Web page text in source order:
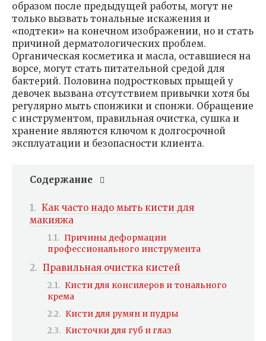
образом после предыдущей работы, могут не
только вызвать тональные искажения и
«подтеки» на конечном изображении, но и стать
причиной дерматологических проблем.
Органическая косметика и масла, оставшиеся на
ворсе, могут стать питательной средой для
бактерий. Половина подростковых прыщей у
девочек вызвана отсутствием привычки хотя бы
регулярно мыть спонжики и спонжи. Обращение
с инструментом, правильная очистка, сушка и
хранение являются ключом к долгосрочной
эксплуатации и безопасности клиента.
Содержание
Как часто надо мыть кисти для
макияжа
Причины деформации
профессионального инструмента
Правильная очистка кистей
Кисти для консилеров и тонального
крема
Кисти для румян и пудры
Кисточки для губ и глаз